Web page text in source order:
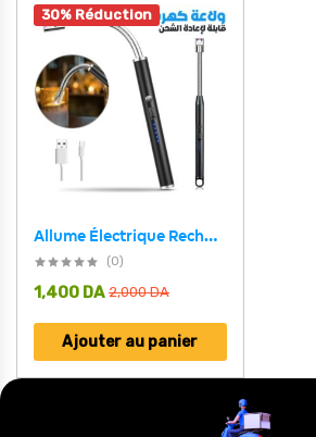
30% Réduction
Allume Électrique Rechargeable – ولاعة كهربائية قابلة لإعادة الشحن
(0)
2,000DA
1,400 DA
Ajouter au panier